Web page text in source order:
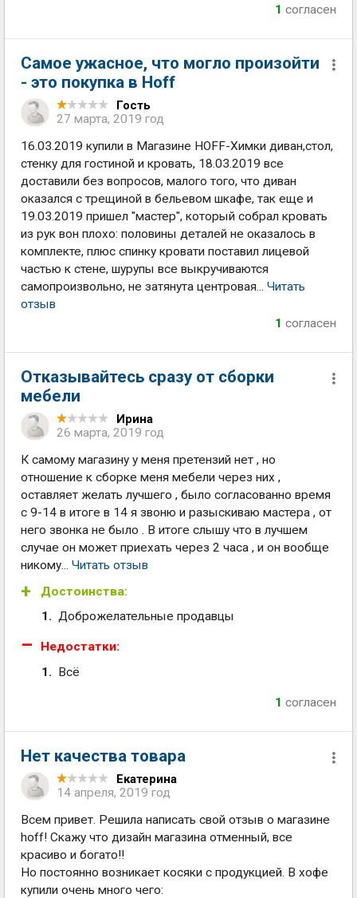
1 согласен
Самое ужасное, что могло произойти
- это покупка в Hoff
Гость
27 марта, 2019 год
16.03.2019 купили в Магазине HOFF-Химки диван,стол,
стенку для гостиной и кровать, 18.03.2019 все
доставили без вопросов, малого того, что диван
оказался с трещиной в бельевом шкафе, так еще и
19.03.2019 пришел "мастер", который собрал кровать
из рук вон плохо: половины деталей не оказалось в
комплекте, плюс спинку кровати поставил лицевой
частью к стене, шурупы все выкручиваются
самопроизвольно, не затянута центровая... Читать
отзыв
1 согласен
Отказывайтесь сразу от сборки
мебели
Ирина
26 марта, 2019 год
К самому магазину у меня претензий нет , но
отношение к сборке меня мебели через них ,
оставляет желать лучшего , было согласованно время
с 9-14 в итоге в 14 я звоню и разыскиваю мастера , от
него звонка не было . В итоге слышу что в лучшем
случае он может приехать через 2 часа , и он вообще
никому... Читать отзыв
Достоинства:
Доброжелательные продавцы
Недостатки:
Всё
1 согласен
Нет качества товара
Екатерина
14 апреля, 2019 год
Всем привет. Решила написать свой отзыв о магазине
hoff! Скажу что дизайн магазина отменный, все
красиво и богато!!
Но постоянно возникает косяки с продукцией. В хофе
купили очень много чего: